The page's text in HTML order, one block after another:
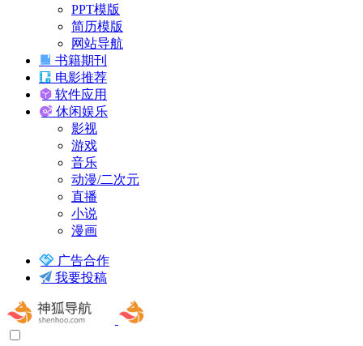
PPT模版
简历模版
网站导航
书籍期刊
电影推荐
软件应用
休闲娱乐
影视
游戏
音乐
动漫/二次元
直播
小说
漫画
广告合作
我要投稿